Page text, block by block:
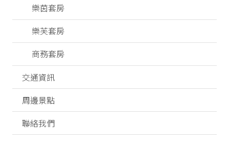
樂茵套房
樂芙套房
商務套房
交通資訊
周邊景點
聯絡我們